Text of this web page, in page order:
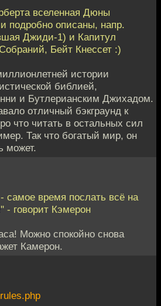
вселенная Дюны
подробно описаны, напр.
Джиди-1) и Капитул
Бейт Кнессет :)
истории
библией,
и Бутлерианским Джихадом.
отличный бэкграунд к
что читать в остальных сил
Так что богатый мир, он
может.
самое время послать всё на
- говорит Кэмерон
Можно спокойно снова
Камерон.